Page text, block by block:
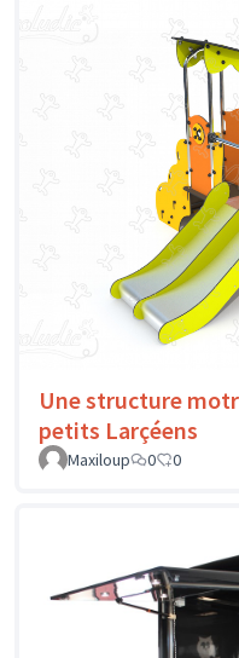
Une structure
petits Larçéens
Maxiloup
0 0